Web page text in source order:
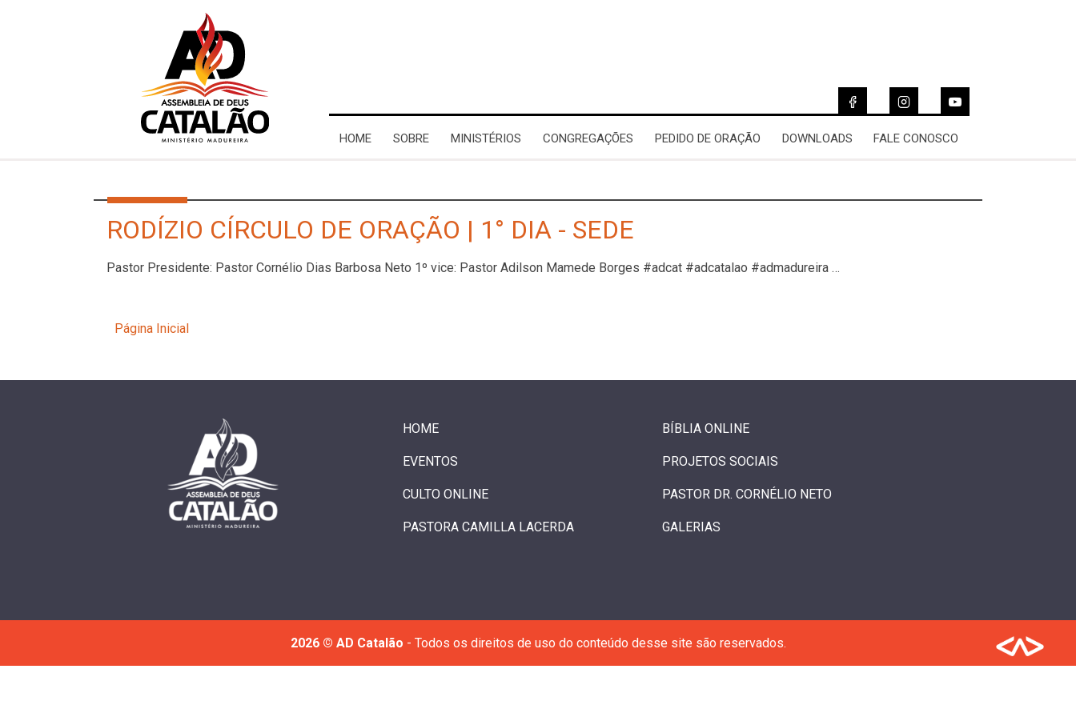
HOME SOBRE MINISTÉRIOS CONGREGAÇÕES PEDIDO DE ORAÇÃO DOWNLOADS FALE CONOSCO
RODÍZIO CÍRCULO DE ORAÇÃO | 1° DIA - SEDE
Pastor Presidente: Pastor Cornélio Dias Barbosa Neto 1º vice: Pastor Adilson Mamede Borges #adcat #adcatalao #admadureira …
Página Inicial
HOME BÍBLIA ONLINE
EVENTOS PROJETOS SOCIAIS
CULTO ONLINE PASTOR DR. CORNÉLIO NETO
PASTORA CAMILLA LACERDA GALERIAS
2026 © AD Catalão - Todos os direitos de uso do conteúdo desse site são reservados.